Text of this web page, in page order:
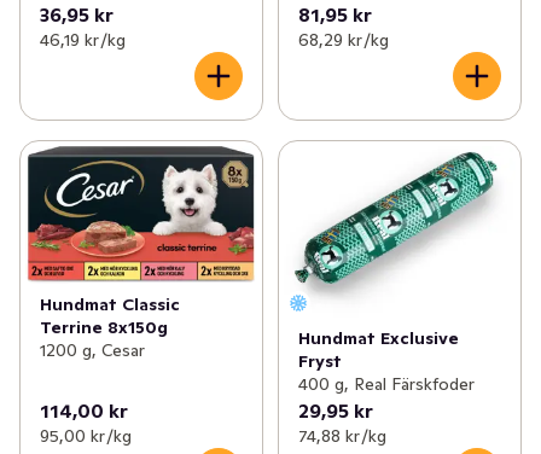
36,95 kr
46,19 kr /kg
81,95 kr
68,29 kr /kg
Hundmat Classic
Terrine 8x150g
1200 g, Cesar
114,00 kr
95,00 kr /kg
Hundmat Exclusive
Fryst
400 g, Real Färskfoder
29,95 kr
74,88 kr /kg